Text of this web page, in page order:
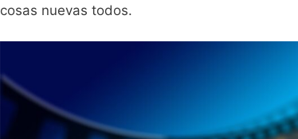
cosas nuevas todos.